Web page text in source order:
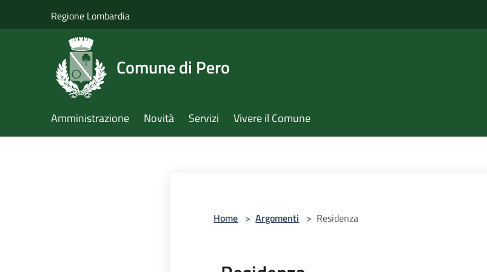
Regione Lombardia
Comune di Pero
Amministrazione Novità Servizi Vivere il Comune
Home > Argomenti > Residenza